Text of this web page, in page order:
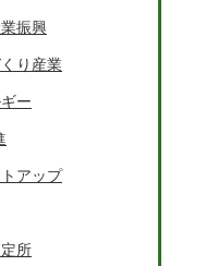
振興
り産業
ー
アップ
所